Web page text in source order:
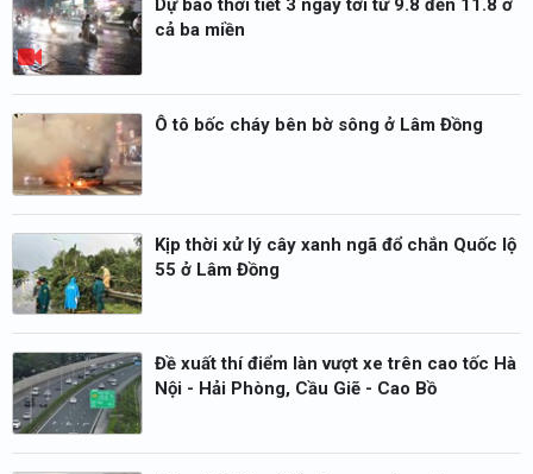
Dự báo thời tiết 3 ngày tới từ 9.8 đến 11.8 ở
cả ba miền
Ô tô bốc cháy bên bờ sông ở Lâm Đồng
Kịp thời xử lý cây xanh ngã đổ chắn Quốc lộ
55 ở Lâm Đồng
Đề xuất thí điểm làn vượt xe trên cao tốc Hà
Nội - Hải Phòng, Cầu Giẽ - Cao Bồ